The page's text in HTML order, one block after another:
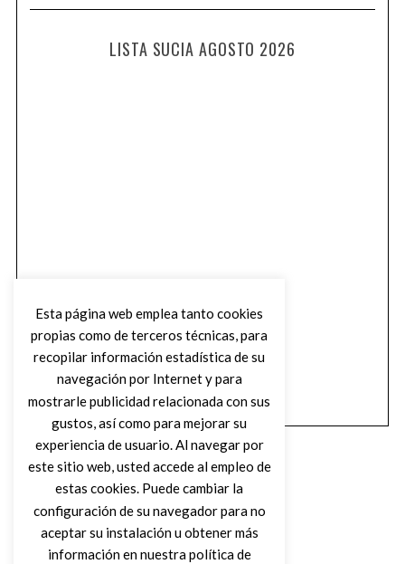
LISTA SUCIA AGOSTO 2026
Esta página web emplea tanto cookies
propias como de terceros técnicas, para
recopilar información estadística de su
navegación por Internet y para
mostrarle publicidad relacionada con sus
gustos, así como para mejorar su
experiencia de usuario. Al navegar por
este sitio web, usted accede al empleo de
estas cookies. Puede cambiar la
configuración de su navegador para no
aceptar su instalación u obtener más
información en nuestra política de